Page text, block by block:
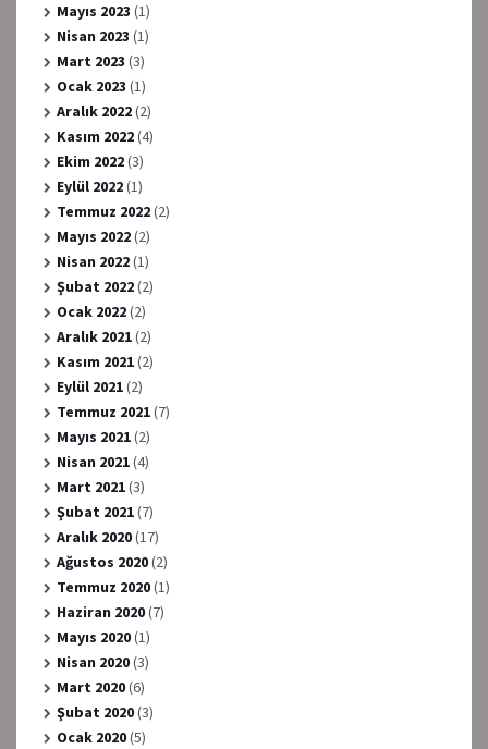
Mayıs 2023 (1)
Nisan 2023 (1)
Mart 2023 (3)
Ocak 2023 (1)
Aralık 2022(2)
Kasım 2022(4)
Ekim 2022(3)
Eylül 2022(1)
Temmuz 2022(2)
Mayıs 2022(2)
Nisan 2022(1)
Şubat 2022(2)
Ocak 2022(2)
Aralık 2021(2)
Kasım 2021(2)
Eylül 2021(2)
Temmuz 2021(7)
Mayıs 2021(2)
Nisan 2021(4)
Mart 2021(3)
Şubat 2021(7)
Aralık 2020(17)
Ağustos 2020(2)
Temmuz 2020(1)
Haziran 2020(7)
Mayıs 2020(1)
Nisan 2020(3)
Mart 2020(6)
Şubat 2020(3)
Ocak 2020(5)